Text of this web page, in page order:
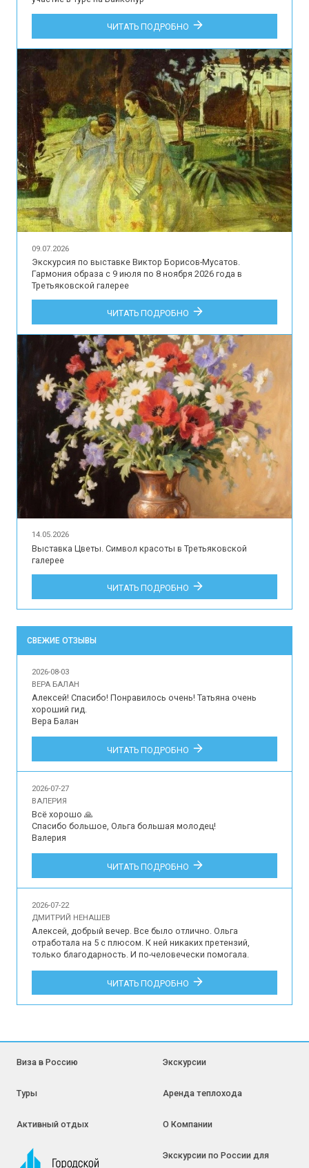
ЧИТАТЬ ПОДРОБНО
09.07.2026
Экскурсия по выставке Виктор Борисов-Мусатов.
Гармония образа с 9 июля по 8 ноября 2026 года в
Третьяковской галерее
ЧИТАТЬ ПОДРОБНО
14.05.2026
Выставка Цветы. Символ красоты в Третьяковской
галерее
ЧИТАТЬ ПОДРОБНО
СВЕЖИЕ ОТЗЫВЫ
2026-08-03
ВЕРА БАЛАН
Алексей! Спасибо! Понравилось очень! Татьяна очень
хороший гид.
Вера Балан
Впечатления наших туристов об организации
индивидуальной экскурсии для 2 человек на русском
ЧИТАТЬ ПОДРОБНО
2026-07-27
ВАЛЕРИЯ
Всё хорошо 🙏
Спасибо большое, Ольга большая молодец!
Валерия
Впечатления наших туристов об участии в индивидуальной
обзорной экскурсии по Краснодару для 3 гостей на
ЧИТАТЬ ПОДРОБНО
2026-07-22
ДМИТРИЙ НЕНАШЕВ
Алексей, добрый вечер. Все было отлично. Ольга
отработала на 5 с плюсом. К ней никаких претензий,
только благодарность. И по-человечески помогала.
уровне, я не придирчив, как многие, к ерунде не стал бы
придираться, но по мне даже ерунды не было. Это про все
отработал на 146%, как говорится. Так что приятно было
июля 2026 года.
ЧИТАТЬ ПОДРОБНО
Виза в Россию Экскурсии
Туры Аренда теплохода
Активный отдых О Компании
Экскурсии по России для